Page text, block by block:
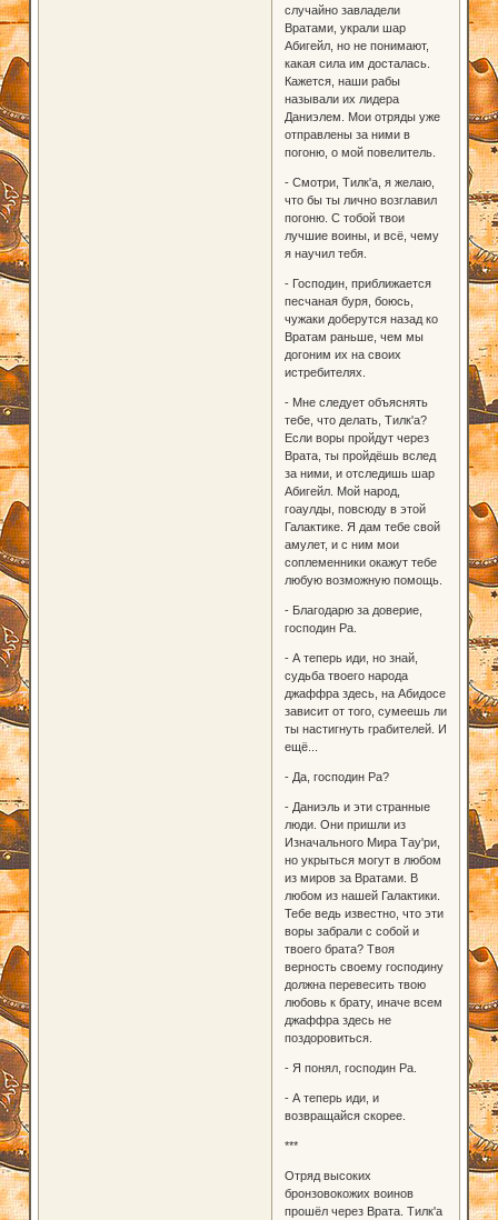
случайно завладели
Вратами, украли шар
Абигейл, но не понимают,
какая сила им досталась.
Кажется, наши рабы
называли их лидера
Даниэлем. Мои отряды уже
отправлены за ними в
погоню, о мой повелитель.
- Смотри, Тилк'а, я желаю,
что бы ты лично возглавил
погоню. С тобой твои
лучшие воины, и всё, чему
я научил тебя.
- Господин, приближается
песчаная буря, боюсь,
чужаки доберутся назад ко
Вратам раньше, чем мы
догоним их на своих
истребителях.
- Мне следует объяснять
тебе, что делать, Тилк'а?
Если воры пройдут через
Врата, ты пройдёшь вслед
за ними, и отследишь шар
Абигейл. Мой народ,
гоаулды, повсюду в этой
Галактике. Я дам тебе свой
амулет, и с ним мои
соплеменники окажут тебе
любую возможную помощь.
- Благодарю за доверие,
господин Ра.
- А теперь иди, но знай,
судьба твоего народа
джаффра здесь, на Абидосе
зависит от того, сумеешь ли
ты настигнуть грабителей. И
ещё...
- Да, господин Ра?
- Даниэль и эти странные
люди. Они пришли из
Изначального Мира Тау'ри,
но укрыться могут в любом
из миров за Вратами. В
любом из нашей Галактики.
Тебе ведь известно, что эти
воры забрали с собой и
твоего брата? Твоя
верность своему господину
должна перевесить твою
любовь к брату, иначе всем
джаффра здесь не
поздоровиться.
- Я понял, господин Ра.
- А теперь иди, и
возвращайся скорее.
***
Отряд высоких
бронзовокожих воинов
прошёл через Врата. Тилк'а